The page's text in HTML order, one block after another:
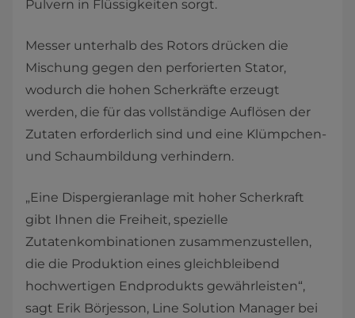
Pulvern in Flüssigkeiten sorgt.
Messer unterhalb des Rotors drücken die
Mischung gegen den perforierten Stator,
wodurch die hohen Scherkräfte erzeugt
werden, die für das vollständige Auflösen der
Zutaten erforderlich sind und eine Klümpchen-
und Schaumbildung verhindern.
„Eine Dispergieranlage mit hoher Scherkraft
gibt Ihnen die Freiheit, spezielle
Zutatenkombinationen zusammenzustellen,
die die Produktion eines gleichbleibend
hochwertigen Endprodukts gewährleisten“,
sagt Erik Börjesson, Line Solution Manager bei